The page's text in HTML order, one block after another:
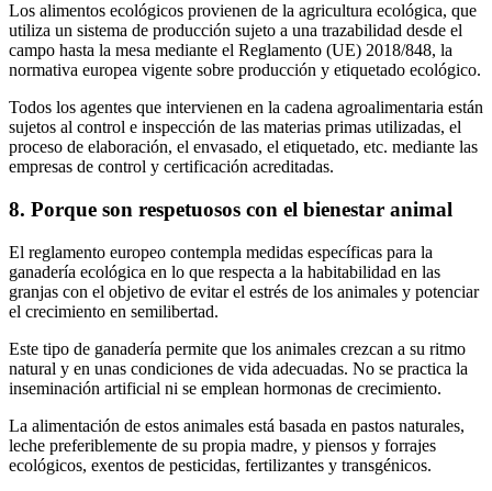
Los alimentos ecológicos provienen de la agricultura ecológica, que
utiliza un sistema de producción sujeto a una trazabilidad desde el
campo hasta la mesa mediante el Reglamento (UE) 2018/848, la
normativa europea vigente sobre producción y etiquetado ecológico.
Todos los agentes que intervienen en la cadena agroalimentaria están
sujetos al control e inspección de las materias primas utilizadas, el
proceso de elaboración, el envasado, el etiquetado, etc. mediante las
empresas de control y certificación acreditadas.
8. Porque son respetuosos con el bienestar animal
El reglamento europeo contempla medidas específicas para la
ganadería ecológica en lo que respecta a la habitabilidad en las
granjas con el objetivo de evitar el estrés de los animales y potenciar
el crecimiento en semilibertad.
Este tipo de ganadería permite que los animales crezcan a su ritmo
natural y en unas condiciones de vida adecuadas. No se practica la
inseminación artificial ni se emplean hormonas de crecimiento.
La alimentación de estos animales está basada en pastos naturales,
leche preferiblemente de su propia madre, y piensos y forrajes
ecológicos, exentos de pesticidas, fertilizantes y transgénicos.